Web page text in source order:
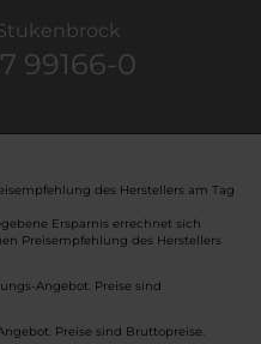
99166-0
des Herstellers am Tag
Ersparnis errechnet sich
Preisempfehlung des Herstellers
Angebot. Preise sind
Preise sind Bruttopreise.